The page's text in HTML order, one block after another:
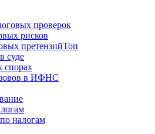
проверок
рисков
претензийТоп
суде
спорах
в ИФНС
налогам